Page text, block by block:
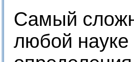
Самый
любой науке